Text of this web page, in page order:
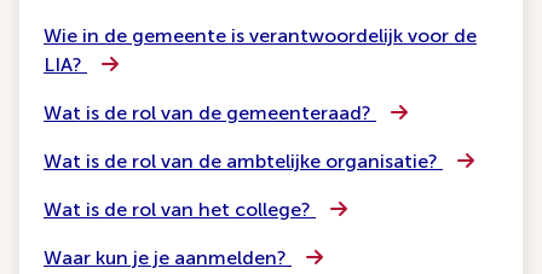
Wie in de gemeente is verantwoordelijk voor de
LIA?
Wat is de rol van de gemeenteraad?
Wat is de rol van de ambtelijke organisatie?
Wat is de rol van het college?
Waar kun je je aanmelden?